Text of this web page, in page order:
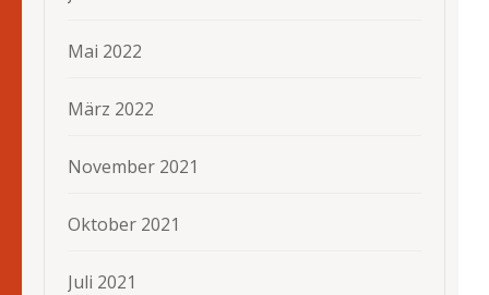
Mai 2022
März 2022
November 2021
Oktober 2021
Juli 2021